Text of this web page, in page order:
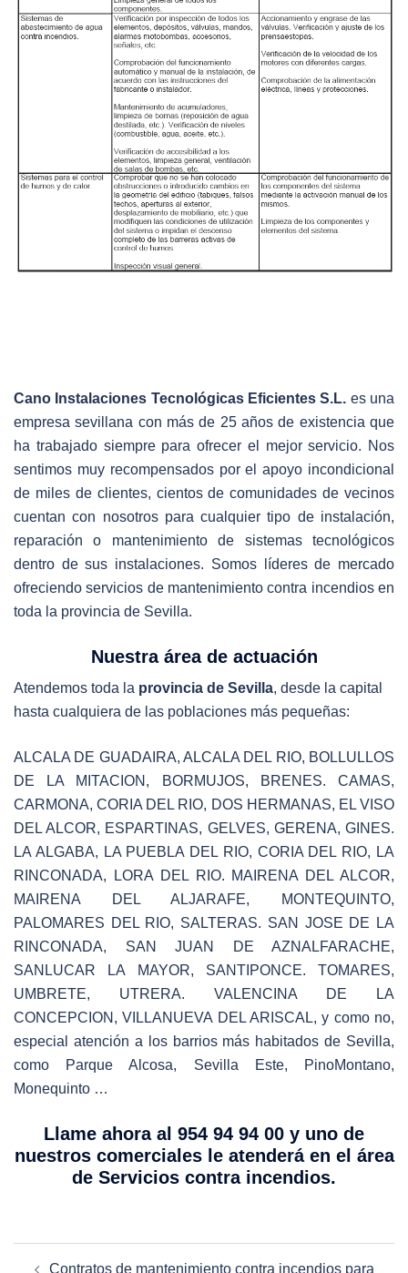
Cano Instalaciones Tecnológicas Eficientes S.L. es una
empresa sevillana con más de 25 años de existencia que
ha trabajado siempre para ofrecer el mejor servicio. Nos
sentimos muy recompensados por el apoyo incondicional
de miles de clientes, cientos de comunidades de vecinos
cuentan con nosotros para cualquier tipo de instalación,
reparación o mantenimiento de sistemas tecnológicos
dentro de sus instalaciones. Somos líderes de mercado
ofreciendo servicios de mantenimiento contra incendios en
toda la provincia de Sevilla.
Nuestra área de actuación
Atendemos toda la provincia de Sevilla, desde la capital
hasta cualquiera de las poblaciones más pequeñas:
ALCALA DE GUADAIRA, ALCALA DEL RIO, BOLLULLOS
DE LA MITACION, BORMUJOS, BRENES. CAMAS,
CARMONA, CORIA DEL RIO, DOS HERMANAS, EL VISO
DEL ALCOR, ESPARTINAS, GELVES, GERENA, GINES.
LA ALGABA, LA PUEBLA DEL RIO, CORIA DEL RIO, LA
RINCONADA, LORA DEL RIO. MAIRENA DEL ALCOR,
MAIRENA DEL ALJARAFE, MONTEQUINTO,
PALOMARES DEL RIO, SALTERAS. SAN JOSE DE LA
RINCONADA, SAN JUAN DE AZNALFARACHE,
SANLUCAR LA MAYOR, SANTIPONCE. TOMARES,
UMBRETE, UTRERA. VALENCINA DE LA
CONCEPCION, VILLANUEVA DEL ARISCAL, y como no,
especial atención a los barrios más habitados de Sevilla,
como Parque Alcosa, Sevilla Este, PinoMontano,
Monequinto …
Llame ahora al 954 94 94 00 y uno de
nuestros comerciales le atenderá en el área
de Servicios contra incendios.
Contratos de mantenimiento contra incendios para